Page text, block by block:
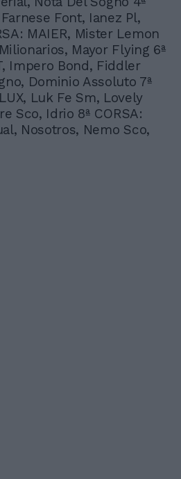
Font, Ianez Pl,
MAIER, Mister Lemon
Mayor Flying 6ª
Impero Bond, Fiddler
Dominio Assoluto 7ª
Luk Fe Sm, Lovely
Sco, Idrio 8ª CORSA:
Nosotros, Nemo Sco,